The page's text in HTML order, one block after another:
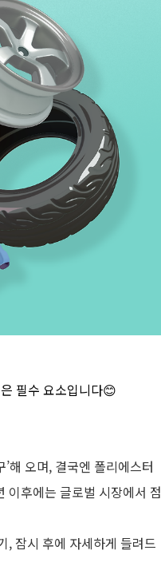
필수 요소입니다😊
’해 오며, 결국엔 폴리에스터
이후에는 글로벌 시장에서 점
, 잠시 후에 자세하게 들려드